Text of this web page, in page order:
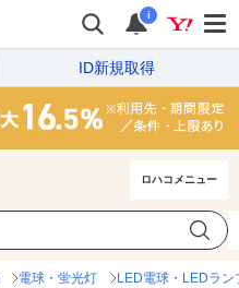
i
ID新規取得
ロハコメニュー
電球・蛍光灯 LED電球・LEDラン